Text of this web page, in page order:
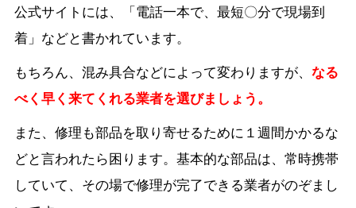
公式サイトには、「電話一本で、最短〇分で現場到
着」などと書かれています。
もちろん、混み具合などによって変わりますが、 なる
べく早く来てくれる業者を選びましょう。
また、修理も部品を取り寄せるために１週間かかるな
どと言われたら困ります。基本的な部品は、常時携帯
していて、その場で修理が完了できる業者がのぞまし